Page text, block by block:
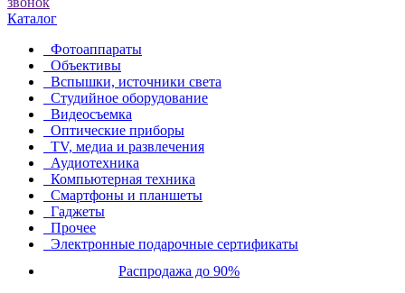
Каталог
Фотоаппараты
Объективы
Вспышки, источники света
Студийное оборудование
Видеосъемка
Оптические приборы
TV, медиа и развлечения
Аудиотехника
Компьютерная техника
Смартфоны и планшеты
Гаджеты
Прочее
Электронные подарочные сертификаты
Распродажа до 90%